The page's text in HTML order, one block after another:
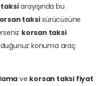
arayışında bu
taksisürücüsüne
korsan taksi
konuma araç
ve korsan taksi fiyat